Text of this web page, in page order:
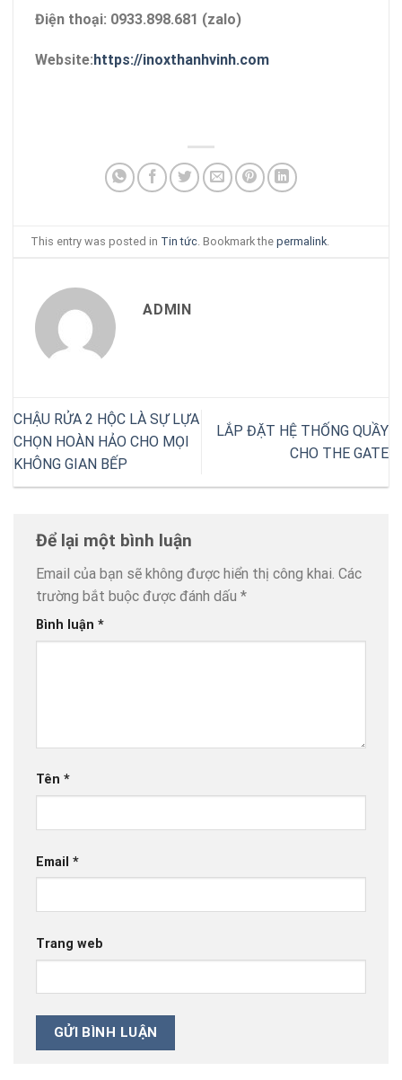
Điện thoại: 0933.898.681 (zalo)
Website: https://inoxthanhvinh.com
This entry was posted in Tin tức . Bookmark thepermalink
ADMIN
CHẬU RỬA 2 HỘC LÀ SỰ LỰA
CHỌN HOÀN HẢO CHO MỌI
KHÔNG GIAN BẾP
LẮP ĐẶT HỆ THỐNG QUẦY
CHO THE GATE
Để lại một bình luận
Email của bạn sẽ không được hiển thị công khai. Các
trường bắt buộc được đánh dấu *
Bình luận *
Tên *
Email *
Trang web